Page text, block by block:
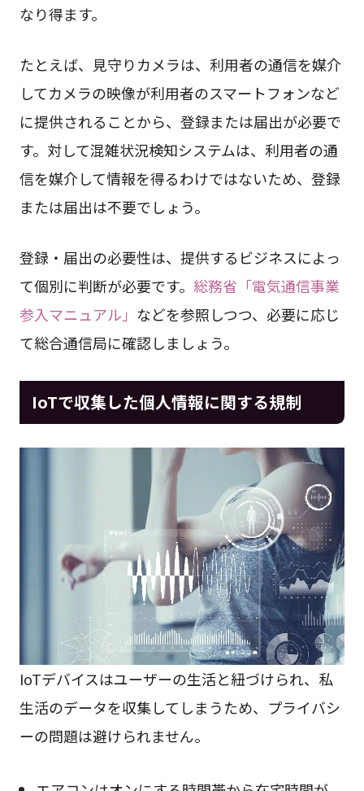
なり得ます。
たとえば、見守りカメラは、利用者の通信を媒介
してカメラの映像が利用者のスマートフォンなど
に提供されることから、登録または届出が必要で
す。対して混雑状況検知システムは、利用者の通
信を媒介して情報を得るわけではないため、登録
または届出は不要でしょう。
登録・届出の必要性は、提供するビジネスによっ
て個別に判断が必要です。 総務省「電気通信事業
参入マニュアル」 などを参照しつつ、必要に応じ
て総合通信局に確認しましょう。
IoTで収集した個人情報に関する規制
IoTデバイスはユーザーの生活と紐づけられ、私
生活のデータを収集してしまうため、プライバシ
ーの問題は避けられません。